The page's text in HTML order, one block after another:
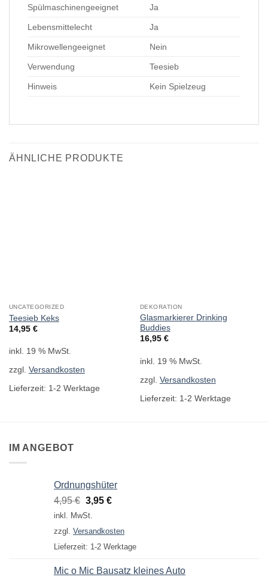
Spülmaschinengeeignet Ja
Lebensmittelecht Ja
Mikrowellengeeignet Nein
Verwendung Teesieb
Hinweis Kein Spielzeug
ÄHNLICHE PRODUKTE
UNCATEGORIZED
Teesieb Keks
14,95 €
inkl. 19 % MwSt.
zzgl. Versandkosten
Lieferzeit: 1-2 Werktage
DEKORATION
Glasmarkierer Drinking
Buddies
16,95 €
inkl. 19 % MwSt.
zzgl. Versandkosten
Lieferzeit: 1-2 Werktage
IM ANGEBOT
Ordnungshüter
4,95€ Ursprünglicher
Preis
4,95 €
3,95 €Aktueller
3,95 €.
inkl. MwSt.
zzgl. Versandkosten
Lieferzeit: 1-2 Werktage
Mic o Mic Bausatz kleines Auto